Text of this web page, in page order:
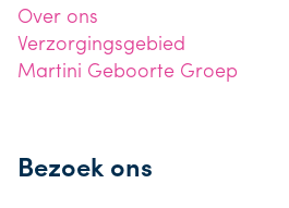
Over ons
Verzorgingsgebied
Martini Geboorte Groep
Bezoek ons